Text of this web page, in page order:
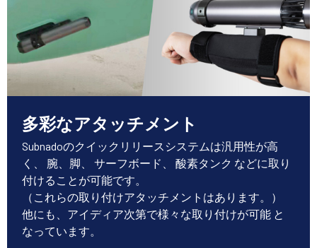
多彩なアタッチメント
Subnadoのクイックリリースシステムは汎用性が高
く、 腕、脚、 サーフボード、 酸素タンク などに取り
付けることが可能です。
（これらの取り付けアタッチメントはあります。）
他にも、アイディア次第で様々な取り付けが可能 と
なっています。